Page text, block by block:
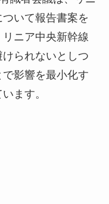
いて報告書案を
ニア中央新幹線
られないとしつ
影響を最小化す
ます。